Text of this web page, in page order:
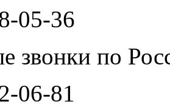
05-36
звонки по
06-81